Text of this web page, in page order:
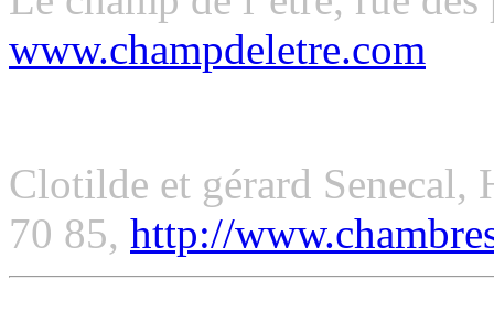
www.champdeletre.com
Clotilde et gérard Senecal,
70 85, http://